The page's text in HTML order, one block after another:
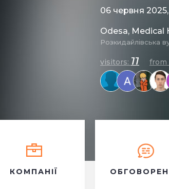
06 червня
Odesa, Medical
Розкидайлівська
visitors: 77 from
КОМПАНІЇ